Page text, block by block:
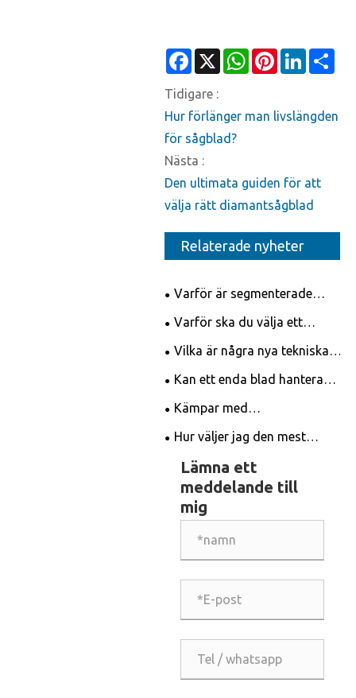
Facebook
X WhatsAppPinterestLinkedIn
Tidigare :
Hur förlänger man livslängden
för sågblad?
Nästa :
Den ultimata guiden för att
välja rätt diamantsågblad
Relaterade nyheter
Varför är segmenterade
diamantkoppslipskivor viktiga
ytförberedelse?
Varför ska du välja ett
segmenterat diamantsågblad
för professionell skärning?
Vilka är några nya tekniska
innovationer inom
Kan ett enda blad hantera
både titanlegeringar och
kolfiberkompositer?
Kämpar med
porslinskärning? Välj rätt blad
och få jobbet gjort enkelt!
Hur väljer jag den mest
lämpliga skärskivan i granit?
Lämna ett
meddelande till
mig